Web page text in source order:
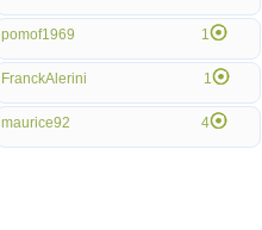
pomof1969 1
FranckAlerini 1
maurice92 4